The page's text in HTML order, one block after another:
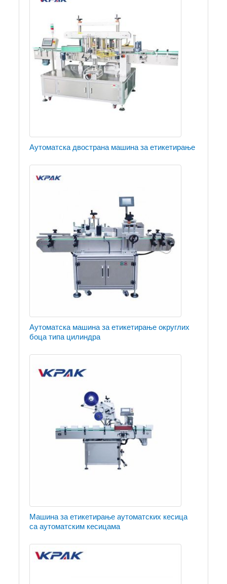
Аутоматска двострана машина за етикетирање
Аутоматска машина за етикетирање округлих
боца типа цилиндра
Машина за етикетирање аутоматских кесица
са аутоматским кесицама